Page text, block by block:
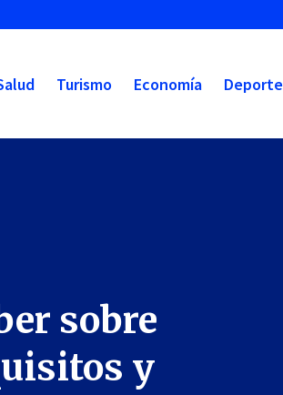
Turismo Economía Deporte
sobre
y